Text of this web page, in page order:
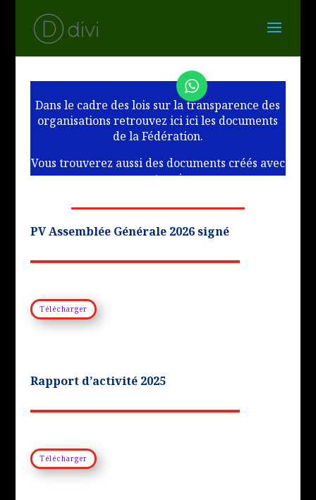
Dans le cadre des lois sur la transparence des
organisations retrouvez ici ici les documents
de la Fédération.
Vous trouverez aussi des documents créés avec
nos partenaires.
PV Assemblée Générale 2026 signé
Télécharger
Rapport d’activité 2025
Télécharger